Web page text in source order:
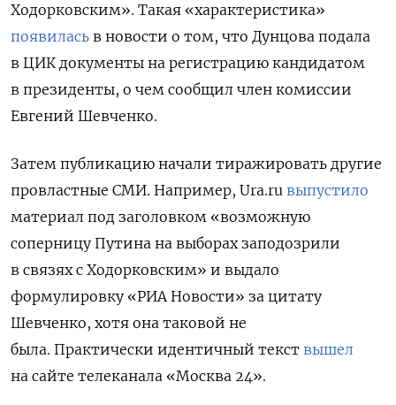
Ходорковским». Такая «характеристика»
появилась в новости о том, что Дунцова подала
в ЦИК документы на регистрацию кандидатом
в президенты, о чем сообщил член комиссии
Евгений Шевченко.
Затем публикацию начали тиражировать другие
провластные СМИ. Например, Ura.ru выпустило
материал под заголовком «возможную
соперницу Путина на выборах заподозрили
в связях с Ходорковским» и выдало
формулировку «РИА Новости» за цитату
Шевченко, хотя она таковой не
была. Практически идентичный текст вышел
на сайте телеканала «Москва 24».